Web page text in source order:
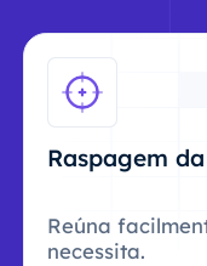
Raspagem
Reúna
necessita.